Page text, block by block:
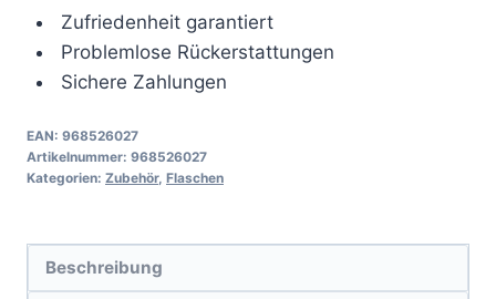
Menge
Zufriedenheit garantiert
Problemlose Rückerstattungen
Sichere Zahlungen
EAN: 968526027
Artikelnummer: 968526027
Kategorien: Zubehör, Flaschen
Beschreibung